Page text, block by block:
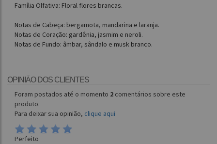
Família Olfativa: Floral flores brancas.
Notas de Cabeça: bergamota, mandarina e laranja.
Notas de Coração: gardênia, jasmim e neroli.
Notas de Fundo: âmbar, sândalo e musk branco.
OPINIÃO DOS CLIENTES
Foram postados até o momento 2 comentários sobre este
produto.
Para deixar sua opinião, clique aqui
Perfeito